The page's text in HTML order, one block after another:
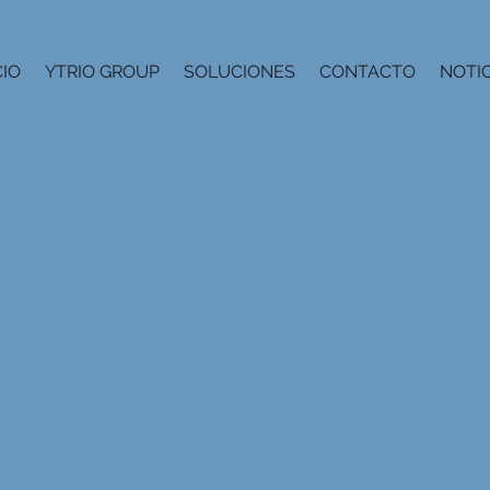
YTRIO GROUP SOLUCIONES CONTACTO